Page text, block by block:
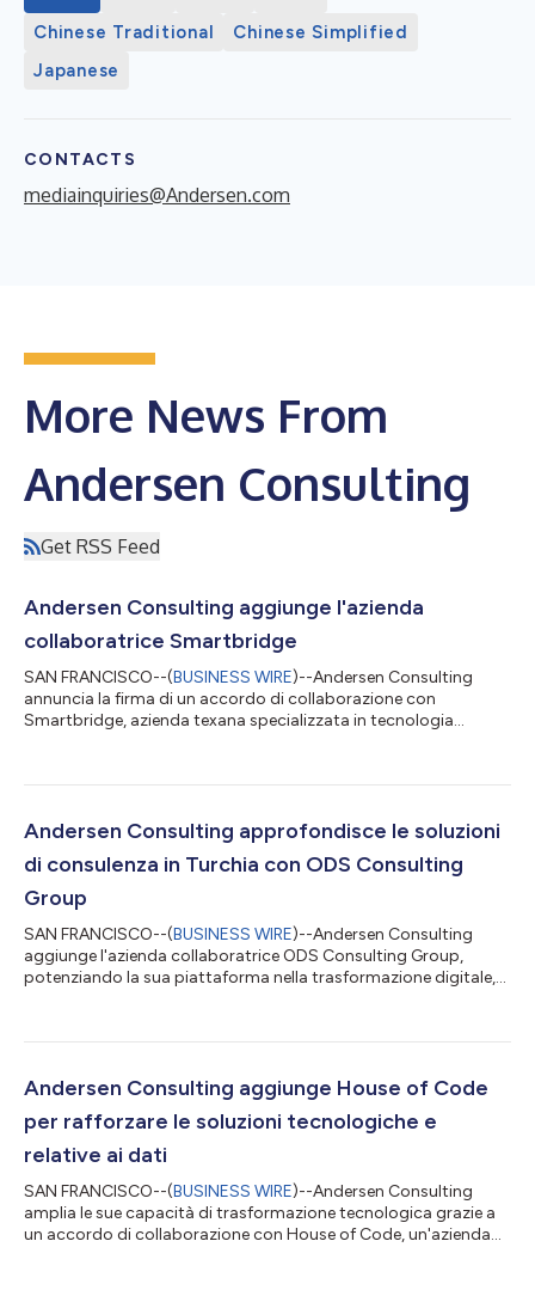
Chinese Traditional
Chinese Simplified
Japanese
CONTACTS
mediainquiries@Andersen.com
More News From
Andersen Consulting
Get RSS Feed
Andersen Consulting aggiunge l'azienda
collaboratrice Smartbridge
SAN FRANCISCO--(BUSINESS WIRE)--Andersen Consulting
annuncia la firma di un accordo di collaborazione con
Smartbridge, azienda texana specializzata in tecnologia
trasformazione digitale. Fondata nel 2003, Smartbridge aiuta
digitale e modernizzare le operazioni attraverso servizi di
innovazione digitale, AI, dati e anal...
Andersen Consulting approfondisce le soluzioni
di consulenza in Turchia con ODS Consulting
Group
SAN FRANCISCO--(BUSINESS WIRE)--Andersen Consulting
aggiunge l'azienda collaboratrice ODS Consulting Group,
potenziando la sua piattaforma nella trasformazione digitale,
ODS Consulting Group offre servizi di consulenza alle
di investimento in Turchia e nei mercati internazionali. Lo studio
Andersen Consulting aggiunge House of Code
per rafforzare le soluzioni tecnologiche e
relative ai dati
SAN FRANCISCO--(BUSINESS WIRE)--Andersen Consulting
amplia le sue capacità di trasformazione tecnologica grazie a
un accordo di collaborazione con House of Code, un'azienda